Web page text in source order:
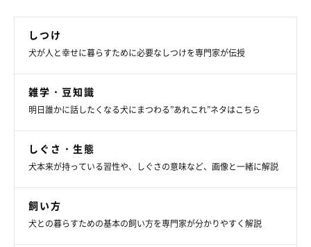
しつけ
犬が人と幸せに暮らすために必要なしつけを専門家が伝授
雑学・豆知識
明日誰かに話したくなる犬にまつわる”あれこれ”ネタはこちら
しぐさ・生態
犬本来が持っている習性や、しぐさの意味など、画像と一緒に解説
飼い方
犬との暮らすための基本の飼い方を専門家が分かりやすく解説